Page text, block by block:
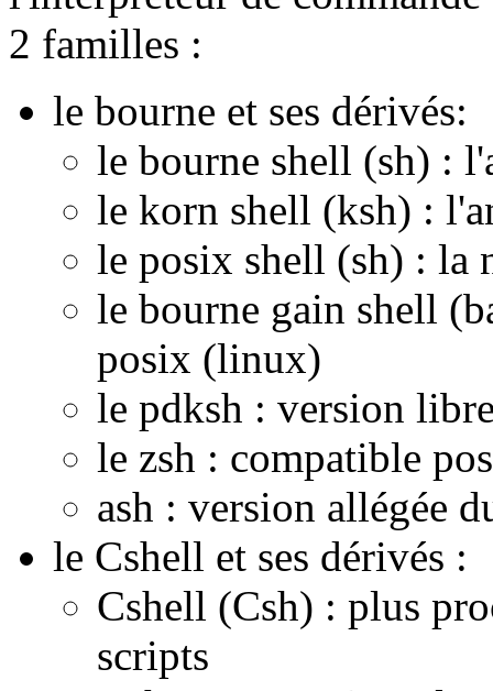
2 familles :
le bourne et ses dérivés:
le bourne shell (sh) :
le korn shell (ksh) :
le posix shell (sh) : la
le bourne gain shell
posix (linux)
le pdksh : version
le zsh : compatible
ash : version allégée
le Cshell et ses dérivés :
Cshell (Csh) : plus
scripts